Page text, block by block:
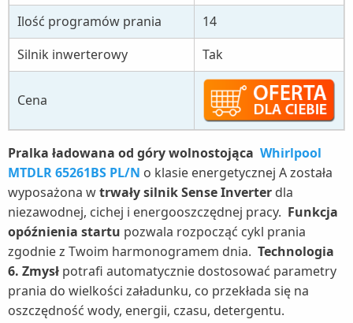
Ilość programów prania
14
Silnik inwerterowy
Tak
Cena
Pralka ładowana od góry wolnostojąca Whirlpool
MTDLR 65261BS PL/N o klasie energetycznej A została
wyposażona wtrwały silnik Sense Inverter dla
niezawodnej, cichej i energooszczędnej pracy. Funkcja
opóźnienia startu pozwala rozpocząć cykl prania
zgodnie z Twoim harmonogramem dnia. Technologia
6. Zmysł potrafi automatycznie dostosować parametry
prania do wielkości załadunku, co przekłada się na
oszczędność wody, energii, czasu, detergentu.